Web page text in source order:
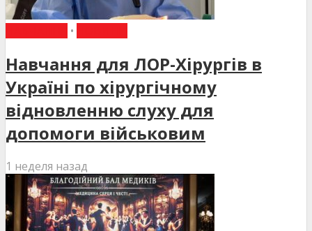
•
Навчання для ЛОР-Хірургів в
Україні по хірургічному
відновленню слуху для
допомоги військовим
1 неделя назад